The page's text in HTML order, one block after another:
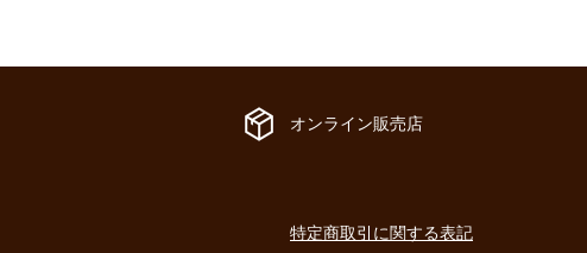
​オンライン販売店
​特定商取引に関する表記